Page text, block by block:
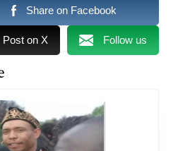
Share on Facebook
Post on X Follow us